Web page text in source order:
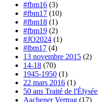
#fbm16 (3)
#fbm17 (10)
#fbm18 (1)
#fbm19 (2)
#JO2024 (1)
#lbm17 (4)
13 novembre 2015 (2)
14-18 (70)
1945-1950 (1)
22 mars 2016 (1)
50 ans Traité de l'Élysée
Aachener Vertrag (17)